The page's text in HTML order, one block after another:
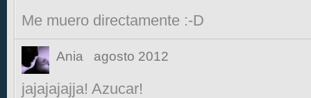
Me muero directamente :-D
Ania agosto 2012
jajajajajja! Azucar!